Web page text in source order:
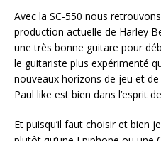
Avec la SC-550 nous
production actuelle de Harley
une très bonne guitare pour
le guitariste plus expérimenté
nouveaux horizons de jeu et
Paul like est bien dans l’esprit
Et puisqu’il faut choisir et bien